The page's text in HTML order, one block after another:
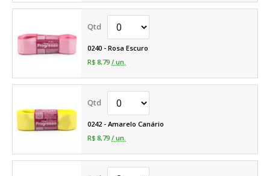
0240 - Rosa Escuro
R$ 8,79 / un.
0242 - Amarelo Canário
R$ 8,79 / un.